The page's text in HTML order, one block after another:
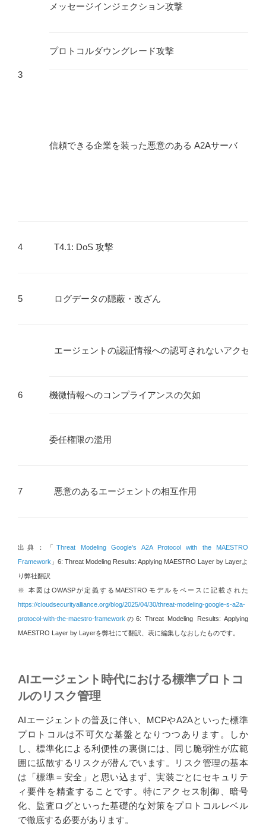
3
メッセージインジェクション攻撃
プロトコルダウングレード攻撃
信頼できる企業を装った悪意のある A2Aサーバ
4 T4.1: DoS 攻撃
5 ログデータの隠蔽・改ざん
6
エージェントの認証情報への認可されないアクセス
機微情報へのコンプライアンスの欠如
委任権限の濫用
7 悪意のあるエージェントの相互作用
出典：「Threat Modeling Google’s A2A Protocol with the MAESTRO
Framework 」6: Threat Modeling Results: Applying MAESTRO Layer by Layerよ
り弊社翻訳
※ 本図はOWASPが定義するMAESTROモデルをベースに記載された
https://cloudsecurityalliance.org/blog/2025/04/30/threat-modeling-google-s-a2a-
protocol-with-the-maestro-framework の6: Threat Modeling Results: Applying
MAESTRO Layer by Layerを弊社にて翻訳、表に編集しなおしたものです。
AIエージェント時代における標準プロトコ
ルのリスク管理
AIエージェントの普及に伴い、MCPやA2Aといった標準
プロトコルは不可欠な基盤となりつつあります。しか
し、標準化による利便性の裏側には、同じ脆弱性が広範
囲に拡散するリスクが潜んでいます。リスク管理の基本
は「標準＝安全」と思い込まず、実装ごとにセキュリテ
ィ要件を精査することです。特にアクセス制御、暗号
化、監査ログといった基礎的な対策をプロトコルレベル
で徹底する必要があります。